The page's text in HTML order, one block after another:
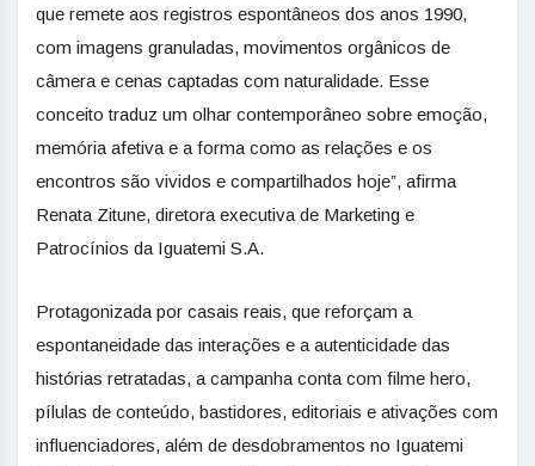
que remete aos registros espontâneos dos anos 1990,
com imagens granuladas, movimentos orgânicos de
câmera e cenas captadas com naturalidade. Esse
conceito traduz um olhar contemporâneo sobre emoção,
memória afetiva e a forma como as relações e os
encontros são vividos e compartilhados hoje”, afirma
Renata Zitune, diretora executiva de Marketing e
Patrocínios da Iguatemi S.A.
Protagonizada por casais reais, que reforçam a
espontaneidade das interações e a autenticidade das
histórias retratadas, a campanha conta com filme hero,
pílulas de conteúdo, bastidores, editoriais e ativações com
influenciadores, além de desdobramentos no Iguatemi